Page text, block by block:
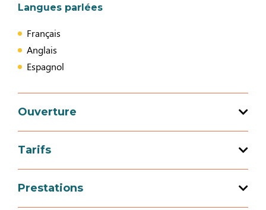
Langues parlées
Français
Anglais
Espagnol
Ouverture
Ouverture du 03 avril 2026 au 01 novembre
2026
Tarifs
Prestations